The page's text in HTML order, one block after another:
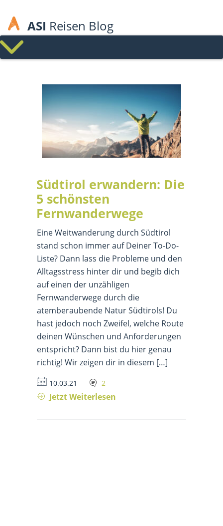
ASI Reisen Blog
Südtirol erwandern: Die
5 schönsten
Fernwanderwege
Eine Weitwanderung durch Südtirol
stand schon immer auf Deiner To-Do-
Liste? Dann lass die Probleme und den
Alltagsstress hinter dir und begib dich
auf einen der unzähligen
Fernwanderwege durch die
atemberaubende Natur Südtirols! Du
hast jedoch noch Zweifel, welche Route
deinen Wünschen und Anforderungen
entspricht? Dann bist du hier genau
richtig! Wir zeigen dir in diesem […]
10.03.21 2
Jetzt Weiterlesen